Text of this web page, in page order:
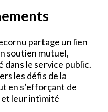
partage un lien
soutien mutuel,
le service public.
les défis de la
en s’efforçant de
leur intimité